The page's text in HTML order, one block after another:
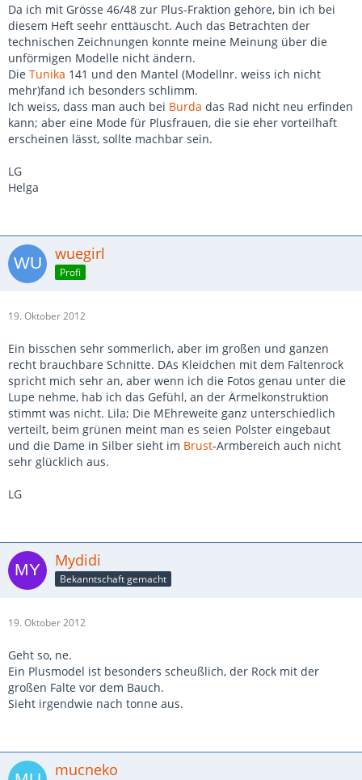
Da ich mit Grösse 46/48 zur Plus-Fraktion gehöre, bin ich bei
diesem Heft seehr enttäuscht. Auch das Betrachten der
technischen Zeichnungen konnte meine Meinung über die
unförmigen Modelle nicht ändern.
Die Tunika 141 und den Mantel (Modellnr. weiss ich nicht
mehr)fand ich besonders schlimm.
Ich weiss, dass man auch bei Burda das Rad nicht neu erfinden
kann; aber eine Mode für Plusfrauen, die sie eher vorteilhaft
erscheinen lässt, sollte machbar sein.
LG
Helga
wuegirl
Profi
19. Oktober 2012
Ein bisschen sehr sommerlich, aber im großen und ganzen
recht brauchbare Schnitte. DAs Kleidchen mit dem Faltenrock
spricht mich sehr an, aber wenn ich die Fotos genau unter die
Lupe nehme, hab ich das Gefühl, an der Ärmelkonstruktion
stimmt was nicht. Lila; Die MEhreweite ganz unterschiedlich
verteilt, beim grünen meint man es seien Polster eingebaut
und die Dame in Silber sieht im Brust-Armbereich auch nicht
sehr glücklich aus.
LG
Mydidi
Bekanntschaft gemacht
19. Oktober 2012
Geht so, ne.
Ein Plusmodel ist besonders scheußlich, der Rock mit der
großen Falte vor dem Bauch.
Sieht irgendwie nach tonne aus.
mucneko